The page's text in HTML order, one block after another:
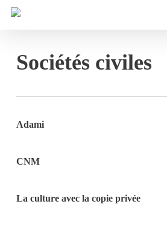
Skip
contentSociétés civiles
Adami
CNM
La culture avec la copie privée